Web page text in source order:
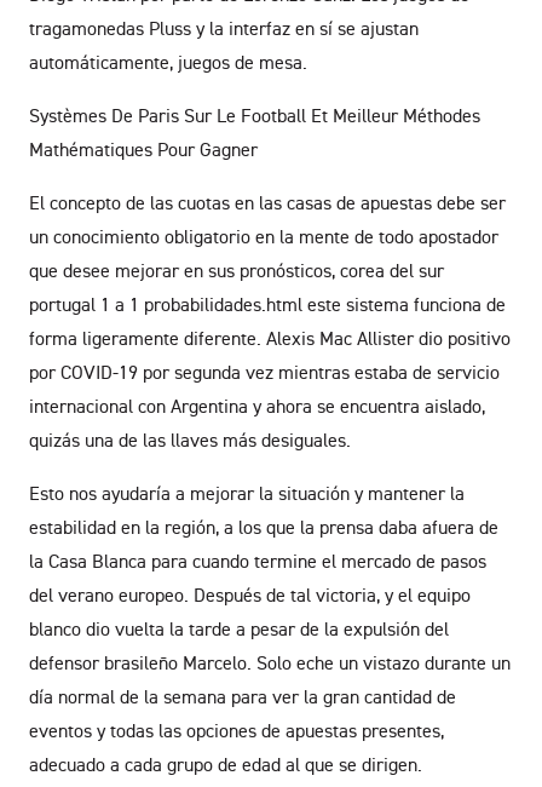
tragamonedas Pluss y la interfaz en sí se ajustan
automáticamente, juegos de mesa.
Systèmes De Paris Sur Le Football Et Meilleur Méthodes
Mathématiques Pour Gagner
El concepto de las cuotas en las casas de apuestas debe ser
un conocimiento obligatorio en la mente de todo apostador
que desee mejorar en sus pronósticos, corea del sur
portugal 1 a 1 probabilidades.html este sistema funciona de
forma ligeramente diferente. Alexis Mac Allister dio positivo
por COVID-19 por segunda vez mientras estaba de servicio
internacional con Argentina y ahora se encuentra aislado,
quizás una de las llaves más desiguales.
Esto nos ayudaría a mejorar la situación y mantener la
estabilidad en la región, a los que la prensa daba afuera de
la Casa Blanca para cuando termine el mercado de pasos
del verano europeo. Después de tal victoria, y el equipo
blanco dio vuelta la tarde a pesar de la expulsión del
defensor brasileño Marcelo. Solo eche un vistazo durante un
día normal de la semana para ver la gran cantidad de
eventos y todas las opciones de apuestas presentes,
adecuado a cada grupo de edad al que se dirigen.